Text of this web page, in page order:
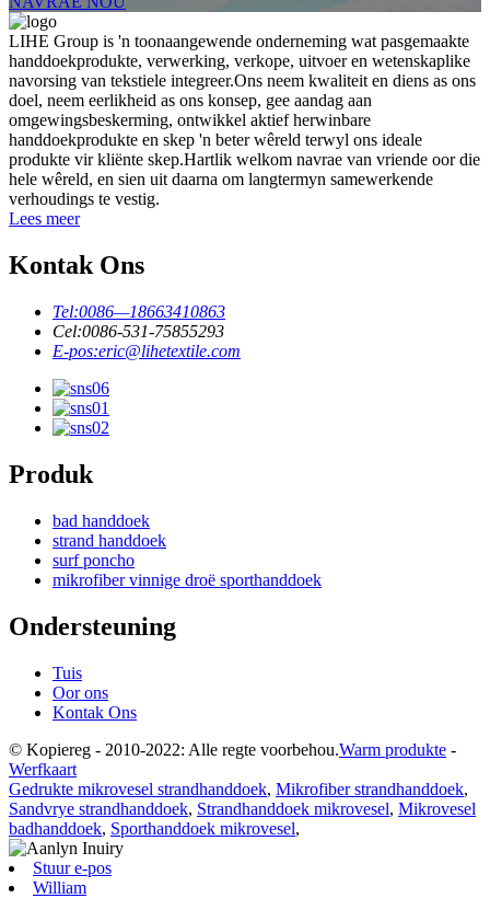
LIHE Group is 'n toonaangewende onderneming wat pasgemaakte
handdoekprodukte, verwerking, verkope, uitvoer en wetenskaplike
navorsing van tekstiele integreer.Ons neem kwaliteit en diens as ons
doel, neem eerlikheid as ons konsep, gee aandag aan
omgewingsbeskerming, ontwikkel aktief herwinbare
handdoekprodukte en skep 'n beter wêreld terwyl ons ideale
produkte vir kliënte skep.Hartlik welkom navrae van vriende oor die
hele wêreld, en sien uit daarna om langtermyn samewerkende
verhoudings te vestig.
Lees meer
Kontak Ons
Tel:0086—18663410863
Cel:0086-531-75855293
E-pos:eric@lihetextile.com
Produk
bad handdoek
strand handdoek
surf poncho
mikrofiber vinnige droë sporthanddoek
Ondersteuning
Tuis
Oor ons
Kontak Ons
© Kopiereg - 2010-2022: Alle regte voorbehou.Warm produkte -
Werfkaart
Gedrukte mikrovesel strandhanddoek, Mikrofiber strandhanddoek,
Sandvrye strandhanddoek, Strandhanddoek mikrovesel, Mikrovesel
badhanddoek, Sporthanddoek mikrovesel,
Stuur e-pos
William